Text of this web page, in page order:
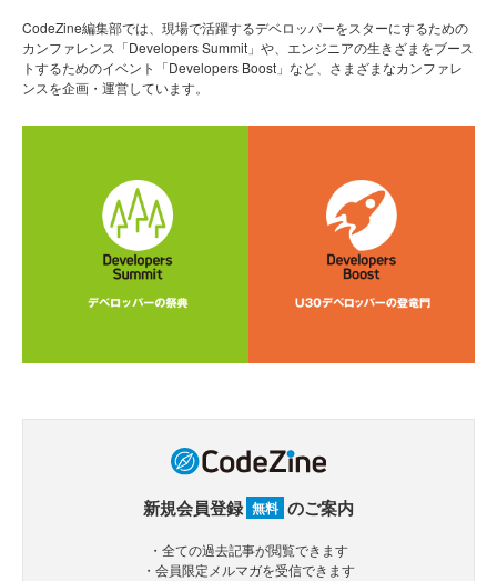
CodeZine編集部では、現場で活躍するデベロッパーをスターにするための
カンファレンス「Developers Summit」や、エンジニアの生きざまをブース
トするためのイベント「Developers Boost」など、さまざまなカンファレ
ンスを企画・運営しています。
新規会員登録 無料 のご案内
・全ての過去記事が閲覧できます
・会員限定メルマガを受信できます